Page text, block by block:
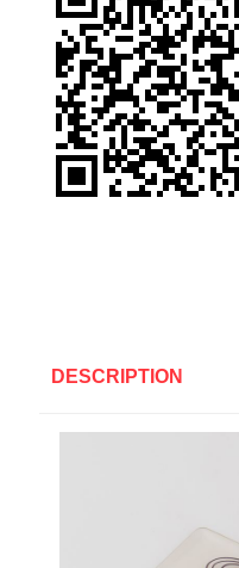
DESCRIPTION